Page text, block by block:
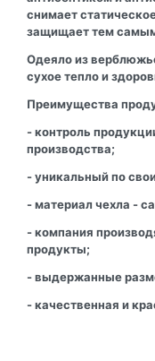
снимает
защищает тем
Одеяло из
сухое тепло и
Преимущества
- контроль
производства;
- уникальный по
- материал чехла -
- компания
продукты;
- выдержанные
- качественная и